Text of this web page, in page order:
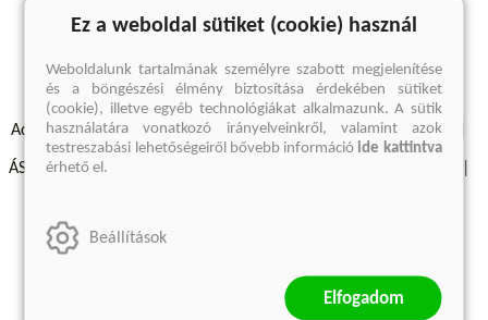
A keresett kifejezésre nincs találat
Adatvédelmi szabályzatok Elállási felmondási nyilatkozat
ÁSZF - Vásárlási feltételek
Szállítási információk
Ez a weboldal sütiket (cookie) használ
Weboldalunk tartalmának személyre szabott megjelenítése
és a böngészési élmény biztosítása érdekében sütiket
(cookie), illetve egyéb technológiákat alkalmazunk. A sütik
használatára vonatkozó irányelveinkről, valamint azok
testreszabási lehetőségeiről bővebb információide kattintva
érhető el.
Beállítások
Elfogadom